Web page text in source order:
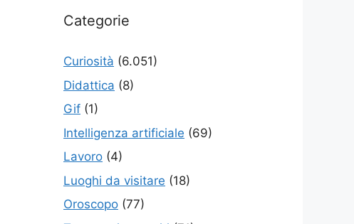
Categorie
Curiosità (6.051)
Didattica (8)
Gif (1)
Intelligenza artificiale (69)
Lavoro (4)
Luoghi da visitare (18)
Oroscopo (77)